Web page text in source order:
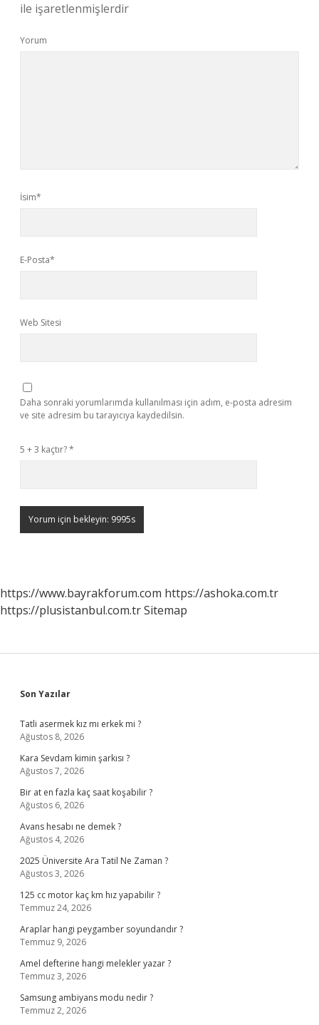
ile işaretlenmişlerdir
Yorum
İsim*
E-Posta*
Web Sitesi
Daha sonraki yorumlarımda kullanılması için adım, e-posta adresim
ve site adresim bu tarayıcıya kaydedilsin.
5 + 3 kaçtır?*
https://www.bayrakforum.com https://ashoka.com.tr
https://plusistanbul.com.trSitemap
Sidebar
Son Yazılar
Tatli asermek kız mı erkek mi ?
Ağustos 8, 2026
Kara Sevdam kimin şarkısı ?
Ağustos 7, 2026
Bir at en fazla kaç saat koşabilir ?
Ağustos 6, 2026
Avans hesabı ne demek ?
Ağustos 4, 2026
2025 Üniversite Ara Tatil Ne Zaman ?
Ağustos 3, 2026
125 cc motor kaç km hız yapabilir ?
Temmuz 24, 2026
Araplar hangi peygamber soyundandır ?
Temmuz 9, 2026
Amel defterine hangi melekler yazar ?
Temmuz 3, 2026
Samsung ambiyans modu nedir ?
Temmuz 2, 2026